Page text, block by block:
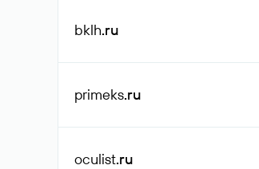
bklh.ru
primeks.ru
oculist.ru